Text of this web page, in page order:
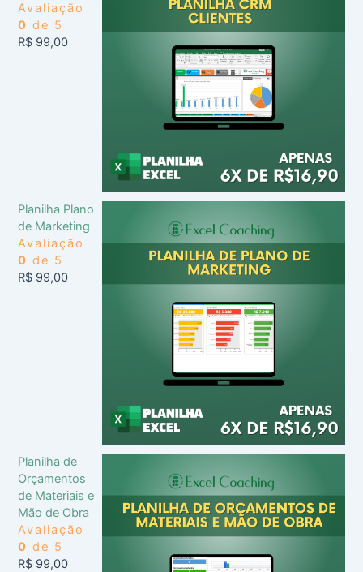
Avaliação
0 de 5
R$ 99,00
Planilha Plano
de Marketing
Avaliação
0 de 5
R$ 99,00
Planilha de
Orçamentos
de Materiais e
Mão de Obra
Avaliação
0 de 5
R$ 99,00